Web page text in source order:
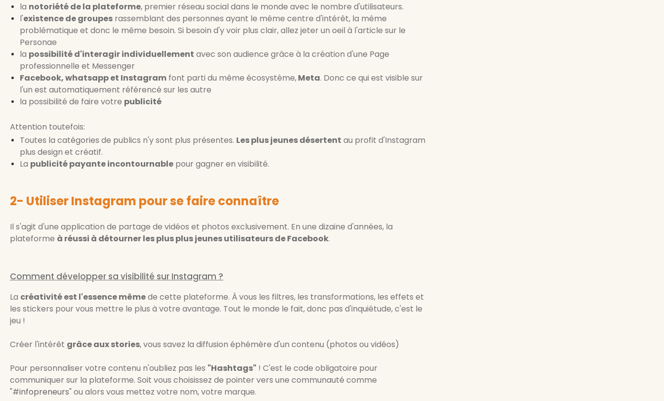
la notoriété de la plateforme, premier réseau social dans le monde avec le nombre d'utilisateurs.
l'existence de groupes rassemblant des personnes ayant le même centre d'intérêt, la même
problématique et donc le même besoin. Si besoin d'y voir plus clair, allez jeter un oeil à l'article sur le
Personae
la possibilité d'interagir individuellement avec son audience grâce à la création d'une Page
professionnelle et Messenger
Facebook, whatsapp et Instagram font parti du même écosystème,Meta. Donc ce qui est visible sur
l'un est automatiquement référencé sur les autre
la possibilité de faire votre publicité
Attention toutefois:
Toutes la catégories de publics n'y sont plus présentes. Les plus jeunes désertent au profit d'Instagram
plus design et créatif.
La publicité payante incontournable pour gagner en visibilité.
2- Utiliser Instagram pour se faire connaître
Il s'agit d'une application de partage de vidéos et photos exclusivement. En une dizaine d'années, la
plateforme à réussi à détourner les plus plus jeunes utilisateurs de Facebook.
Comment développer sa visibilité sur Instagram ?
La créativité est l'essence mêmede cette plateforme. À vous les filtres, les transformations, les effets et
les stickers pour vous mettre le plus à votre avantage. Tout le monde le fait, donc pas d'inquiétude, c'est le
jeu !
Créer l'intérêt grâce aux stories, vous savez la diffusion éphémère d'un contenu (photos ou vidéos)
Pour personnaliser votre contenu n'oubliez pas les "Hashtags" ! C'est le code obligatoire pour
communiquer sur la plateforme. Soit vous choisissez de pointer vers une communauté comme
"#infopreneurs" ou alors vous mettez votre nom, votre marque.